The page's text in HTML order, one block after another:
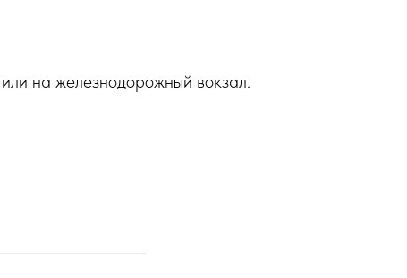
на железнодорожный вокзал.